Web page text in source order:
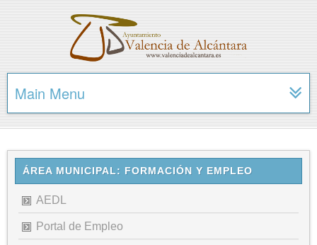
Main Menu
ÁREA MUNICIPAL: FORMACIÓN Y EMPLEO
AEDL
Portal de Empleo